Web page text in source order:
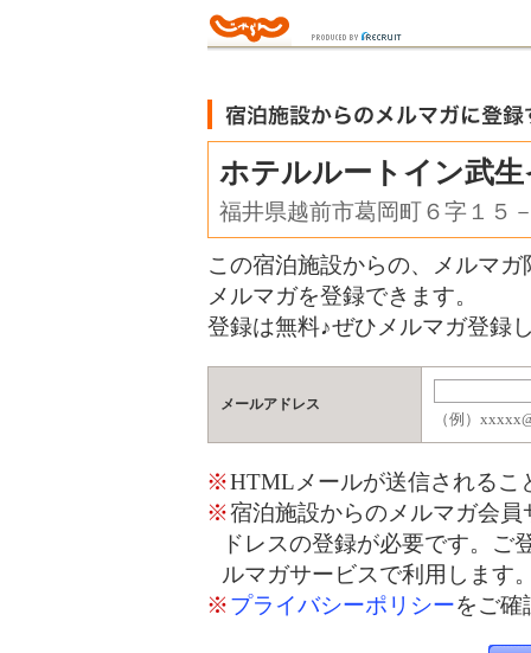
ホテルルートイン武
福井県越前市葛岡町６字１５
この宿泊施設からの、メルマ
メルマガを登録できます。
登録は無料♪ぜひメルマガ登録
メールアドレス
（例）
※HTMLメールが送信されるこ
※宿泊施設からのメルマガ会
ドレスの登録が必要です。ご
ルマガサービスで利用します
※プライバシーポリシーをご確